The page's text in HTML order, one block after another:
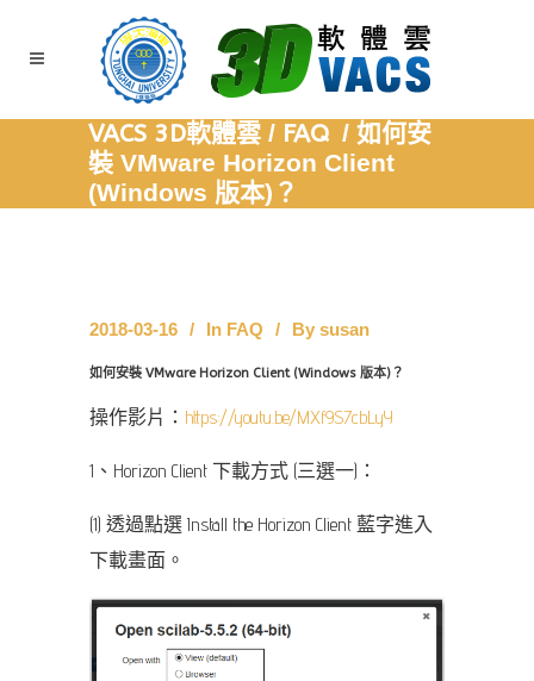
VACS 3D軟體雲 / FAQ / 如何安
裝 VMware Horizon Client
(Windows 版本)？
2018-03-16 In FAQ By susan
如何安裝 VMware Horizon Client (Windows 版本)？
操作影片： https://youtu.be/MXf9S7cbLyY
1、Horizon Client 下載方式 (三選一)：
(1) 透過點選 Install the Horizon Client 藍字進入
下載畫面。